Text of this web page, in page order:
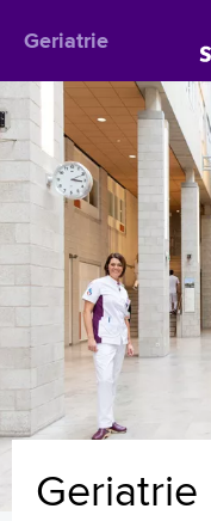
Geriatrie
Geriatrie